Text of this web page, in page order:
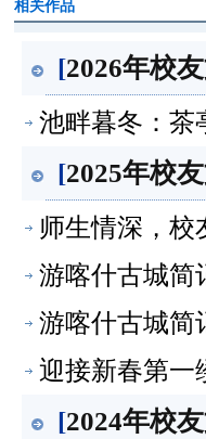
相关作品
[2026年校
池畔暮冬：茶
[2025年校
师生情深，校
游喀什古城简
游喀什古城简
迎接新春第一
[2024年校